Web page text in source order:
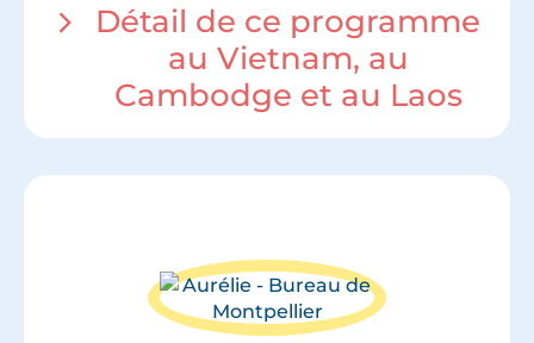
Détail de ce programme
au Vietnam, au
Cambodge et au Laos